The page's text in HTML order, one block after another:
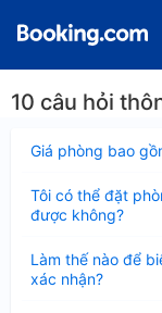
10 câu hỏi
Giá phòng bao
thu
Tôi có thể đặt
được không?
thu
gọn
Làm thế nào để
xác nhận?
thu
gọn